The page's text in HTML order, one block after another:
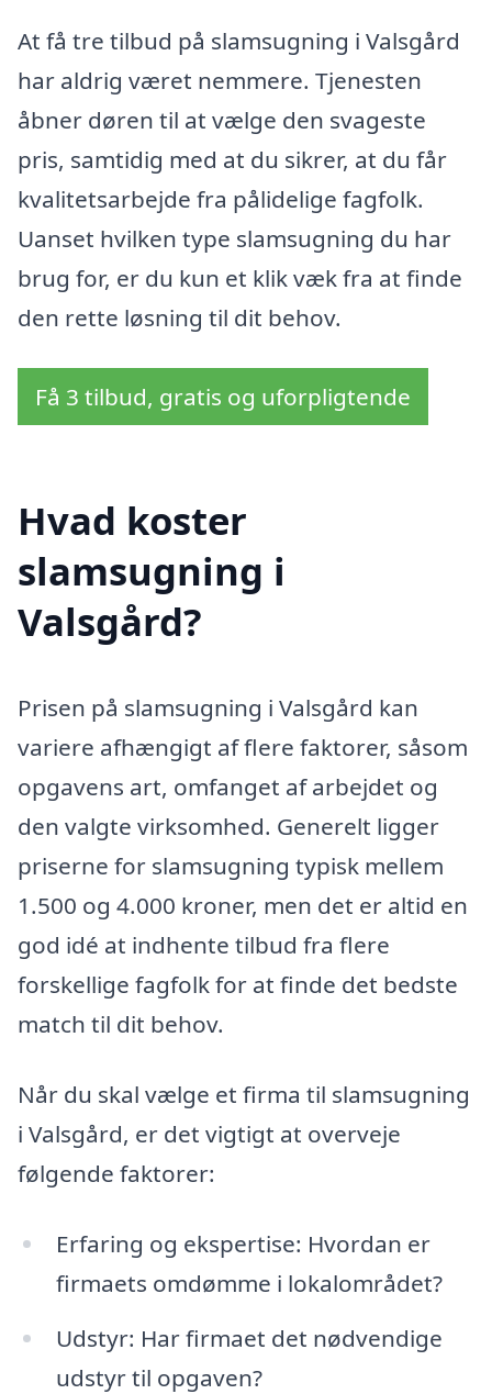
At få tre tilbud på slamsugning i Valsgård
har aldrig været nemmere. Tjenesten
åbner døren til at vælge den svageste
pris, samtidig med at du sikrer, at du får
kvalitetsarbejde fra pålidelige fagfolk.
Uanset hvilken type slamsugning du har
brug for, er du kun et klik væk fra at finde
den rette løsning til dit behov.
Få 3 tilbud, gratis og uforpligtende
Hvad koster
slamsugning i
Valsgård?
Prisen på slamsugning i Valsgård kan
variere afhængigt af flere faktorer, såsom
opgavens art, omfanget af arbejdet og
den valgte virksomhed. Generelt ligger
priserne for slamsugning typisk mellem
1.500 og 4.000 kroner, men det er altid en
god idé at indhente tilbud fra flere
forskellige fagfolk for at finde det bedste
match til dit behov.
Når du skal vælge et firma til slamsugning
i Valsgård, er det vigtigt at overveje
følgende faktorer:
Erfaring og ekspertise: Hvordan er
firmaets omdømme i lokalområdet?
Udstyr: Har firmaet det nødvendige
udstyr til opgaven?